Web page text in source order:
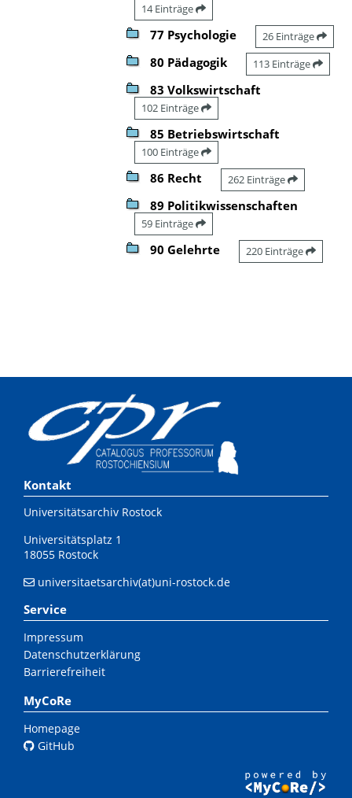
14 Einträge
77 Psychologie 26 Einträge
80 Pädagogik 113 Einträge
83 Volkswirtschaft
102 Einträge
85 Betriebswirtschaft
100 Einträge
86 Recht 262 Einträge
89 Politikwissenschaften
59 Einträge
90 Gelehrte 220 Einträge
Kontakt
Universitätsarchiv Rostock
Universitätsplatz 1
18055 Rostock
universitaetsarchiv(at)uni-rostock.de
Service
Impressum
Datenschutzerklärung
Barrierefreiheit
MyCoRe
Homepage
GitHub